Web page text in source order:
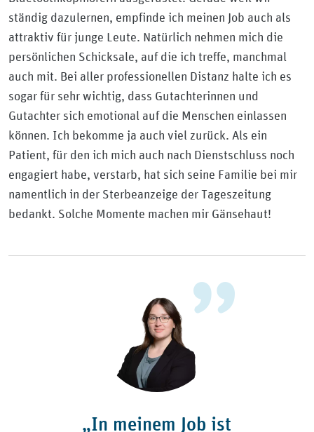
ständig dazulernen, empfinde ich meinen Job auch als
attraktiv für junge Leute. Natürlich nehmen mich die
persönlichen Schicksale, auf die ich treffe, manchmal
auch mit. Bei aller professionellen Distanz halte ich es
sogar für sehr wichtig, dass Gutachterinnen und
Gutachter sich emotional auf die Menschen einlassen
können. Ich bekomme ja auch viel zurück. Als ein
Patient, für den ich mich auch nach Dienstschluss noch
engagiert habe, verstarb, hat sich seine Familie bei mir
namentlich in der Sterbeanzeige der Tageszeitung
bedankt. Solche Momente machen mir Gänsehaut!
„In meinem Job ist